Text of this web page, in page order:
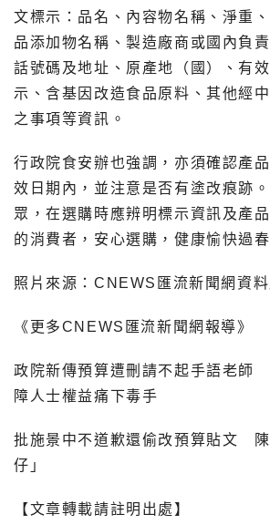
文標示：品名、內容物名稱、淨重
品添加物名稱、製造廠商或國內負
話號碼及地址、原產地（國）、有
示、含基因改造食品原料、其他經
之事項等資訊。
行政院食安辦也強調，亦須確認產
效日期內，並注意是否有塗改痕跡
眾，在選購時應辨明標示資訊及產
的消費者，安心選購，健康愉快過春
照片來源：CNEWS匯流新聞網資
《更多CNEWS匯流新聞網報導》
政院新傳預算遭刪請不起手語老師
障人士權益痛下毒手
批施景中不道歉還偷改預算貼文
仔」
【文章轉載請註明出處】